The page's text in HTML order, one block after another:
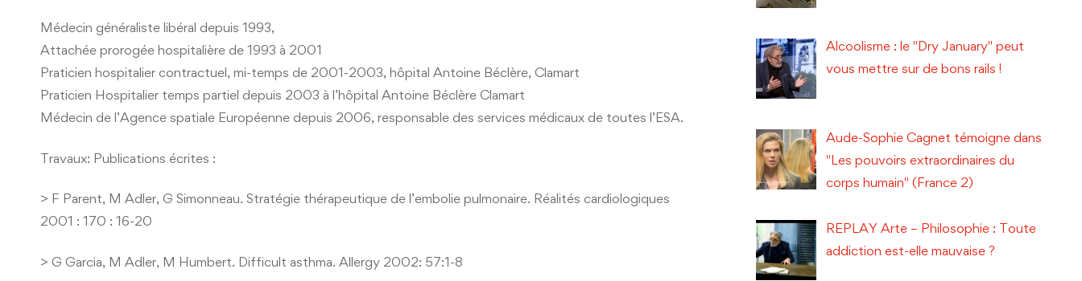
Médecin généraliste libéral depuis 1993,
Attachée prorogée hospitalière de 1993 à 2001
Praticien hospitalier contractuel, mi-temps de 2001-2003, hôpital Antoine Béclère, Clamart
Praticien Hospitalier temps partiel depuis 2003 à l’hôpital Antoine Béclère Clamart
Médecin de l’Agence spatiale Européenne depuis 2006, responsable des services médicaux de toutes l’ESA.
Travaux: Publications écrites :
> F Parent, M Adler, G Simonneau. Stratégie thérapeutique de l’embolie pulmonaire. Réalités cardiologiques
2001 : 170 : 16-20
> G Garcia, M Adler, M Humbert. Difficult asthma. Allergy 2002: 57:1-8
Alcoolisme : le "Dry January" peut
vous mettre sur de bons rails !
Aude-Sophie Cagnet témoigne dans
"Les pouvoirs extraordinaires du
corps humain" (France 2)
REPLAY Arte – Philosophie : Toute
addiction est-elle mauvaise ?